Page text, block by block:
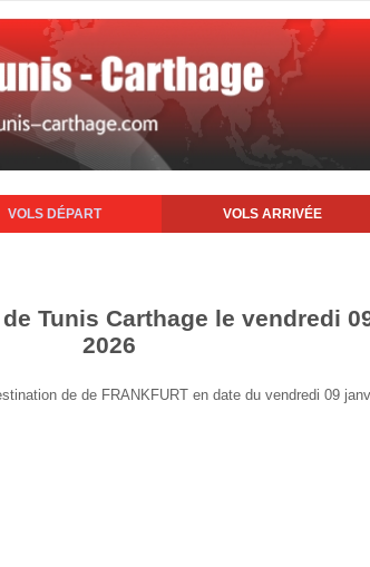
VOLS DÉPART VOLS ARRIVÉE
Tunis Carthage le vendredi
2026
de de FRANKFURT en date du vendredi 09